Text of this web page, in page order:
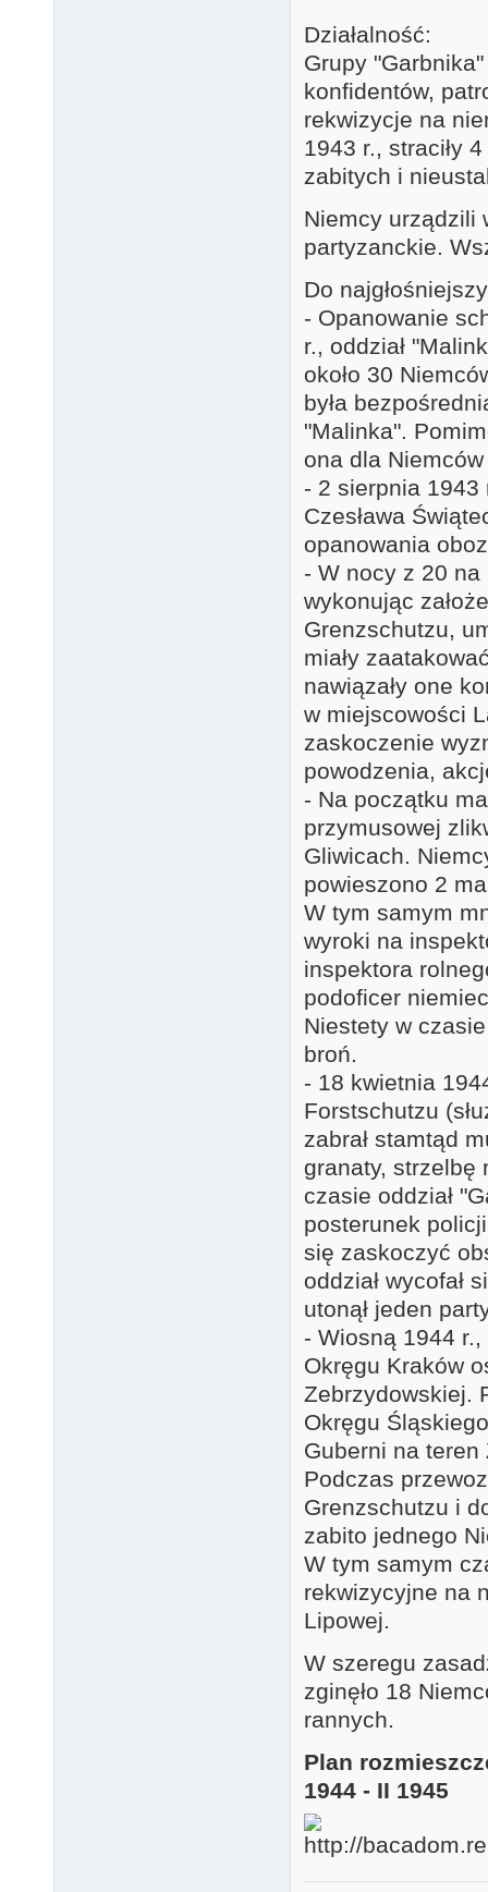
Działalność:
Grupy
konfidentów,
rekwizycje na
1943 r., straciły
zabitych i
Niemcy urządzili
partyzanckie.
Do
- Opanowanie
r., oddział
około 30
była
"Malinka".
ona dla
- 2 sierpnia 1943
Czesława
opanowania
- W nocy z 20
wykonując
Grenzschutzu,
miały
nawiązały one
w miejscowości
zaskoczenie
powodzenia,
- Na początku
przymusowej
Gliwicach.
powieszono 2
W tym samym
wyroki na
inspektora
podoficer
Niestety w
broń.
- 18 kwietnia
Forstschutzu
zabrał stamtąd
granaty, strzelbę
czasie oddział
posterunek
się zaskoczyć
oddział wycofał
utonął jeden
- Wiosną 1944 r.,
Okręgu Kraków
Zebrzydowskiej.
Okręgu
Guberni na
Podczas
Grenzschutzu i
zabito jednego
W tym samym
rekwizycyjne na
Lipowej.
W szeregu
zginęło 18
rannych.
Plan
1944 - II 1945